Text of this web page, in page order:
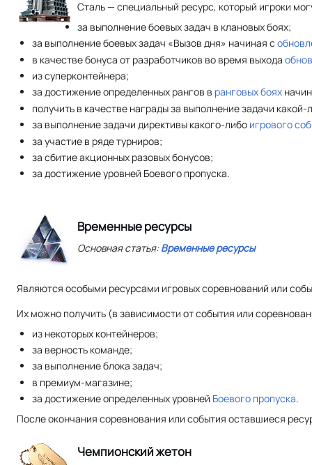
Сталь — специальный ресурс, который игроки
за выполнение боевых задач в клановых боях;
за выполнение боевых задач «Вызов дня» начиная с
в качестве бонуса от разработчиков во время выхода
из суперконтейнера;
за достижение определенных рангов в ранговых боях
получить в качестве награды за выполнение задачи
за выполнение задачи директивы какого-либо игрового
за участие в ряде турниров;
за сбитие акционных разовых бонусов;
за достижение уровней Боевого пропуска.
Временные ресурсы
Основная статья:Временные ресурсы
Являются особыми ресурсами игровых соревнований или
Их можно получить (в зависимости от события или
из некоторых контейнеров;
за верность команде;
за выполнение блока задач;
в премиум-магазине;
за достижение определенных уровней Боевого пропуска.
После окончания соревнования или события оставшиеся
Чемпионский жетон